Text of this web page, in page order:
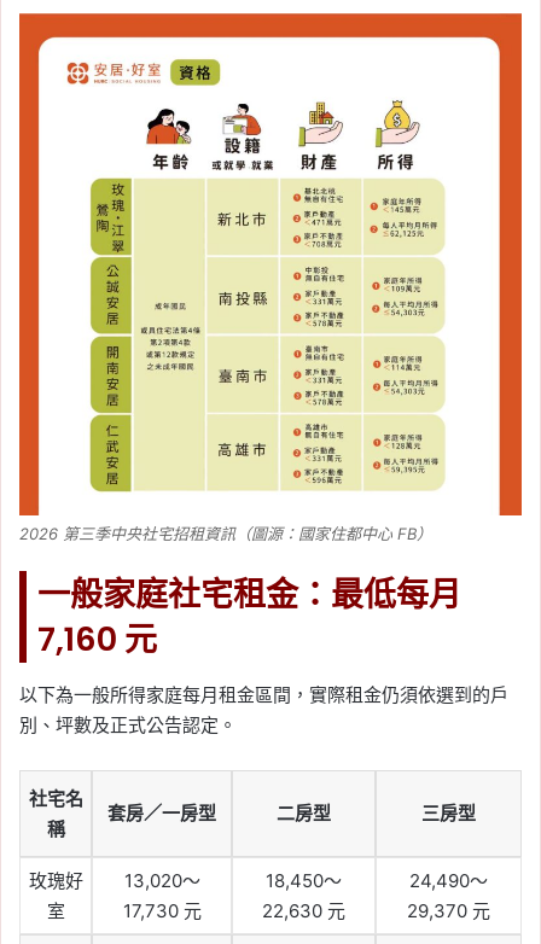
2026 第三季中央社宅招租資訊（圖源：國家住都中心 FB）
一般家庭社宅租金：最低每月
7,160 元
以下為一般所得家庭每月租金區間，實際租金仍須依選到的戶
別、坪數及正式公告認定。
社宅名
稱
套房／一房型 二房型 三房型
玫瑰好
室
13,020～
17,730 元
18,450～
22,630 元
24,490～
29,370 元